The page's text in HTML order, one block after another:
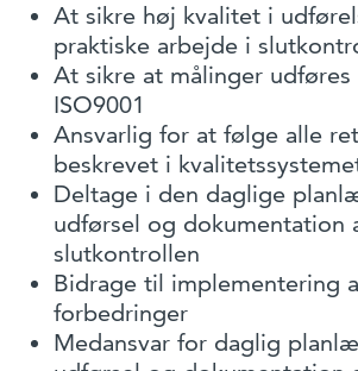
At sikre høj kvalitet i
praktiske arbejde i
At sikre at målinger
ISO9001
Ansvarlig for at følge alle
beskrevet i
Deltage i den daglige
udførsel og dokumentation
slutkontrollen
Bidrage til implementering
forbedringer
Medansvar for daglig